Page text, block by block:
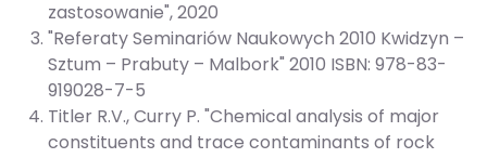
zastosowanie", 2020
"Referaty Seminariów Naukowych 2010 Kwidzyn –
Sztum – Prabuty – Malbork" 2010 ISBN: 978-83-
919028-7-5
Titler R.V., Curry P. "Chemical analysis of major
constituents and trace contaminants of rock